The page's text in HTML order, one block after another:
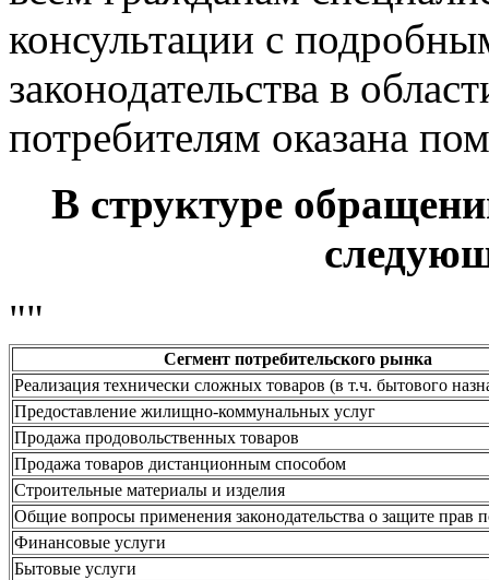
консультации с
законодательства в
потребителям оказана
В структуре
""
Сегмент потребительского рынка
Реализация технически сложных товаров (в т.ч. бытового
Предоставление жилищно-коммунальных услуг
Продажа продовольственных товаров
Продажа товаров дистанционным способом
Строительные материалы и изделия
Общие вопросы применения законодательства о защите прав
Финансовые услуги
Бытовые услуги